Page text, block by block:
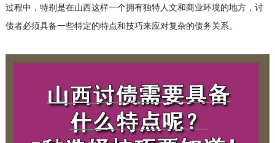
过程中，特别是在山西这样一个拥有独特人文和商业环境的地方，讨
债者必须具备一些特定的特点和技巧来应对复杂的债务关系。